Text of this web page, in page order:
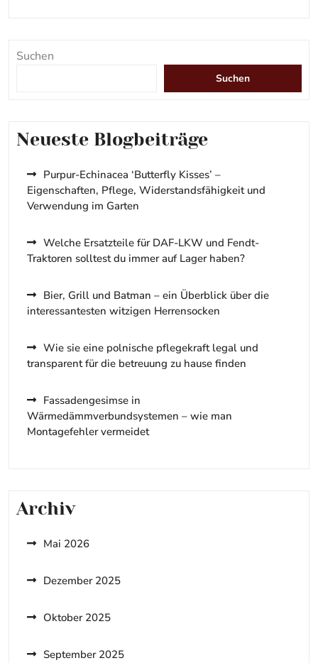
Suchen
Suchen
Neueste Blogbeiträge
Purpur-Echinacea ‘Butterfly Kisses’ –
Eigenschaften, Pflege, Widerstandsfähigkeit und
Verwendung im Garten
Welche Ersatzteile für DAF-LKW und Fendt-
Traktoren solltest du immer auf Lager haben?
Bier, Grill und Batman – ein Überblick über die
interessantesten witzigen Herrensocken
Wie sie eine polnische pflegekraft legal und
transparent für die betreuung zu hause finden
Fassadengesimse in
Wärmedämmverbundsystemen – wie man
Montagefehler vermeidet
Archiv
Mai 2026
Dezember 2025
Oktober 2025
September 2025